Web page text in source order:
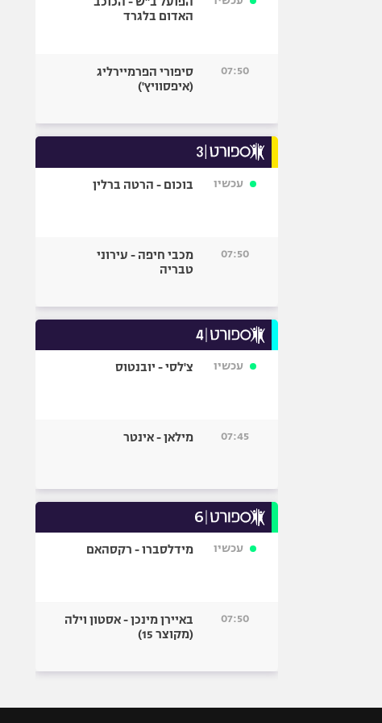
האדום בלגרד
07:50
סיפורי הפרמיירליג
(איפסוויץ')
עכשיו בוכום - הרטה ברלין
07:50
מכבי חיפה - עירוני
טבריה
עכשיו צ'לסי - יובנטוס
07:45 מילאן - אינטר
עכשיו מידלסברו - רקסהאם
07:50
באיירן מינכן - אסטון וילה
(מקוצר 15)